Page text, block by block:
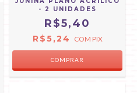
- 2 UNIDADES
R$5,40
R$5,24 COM PIX